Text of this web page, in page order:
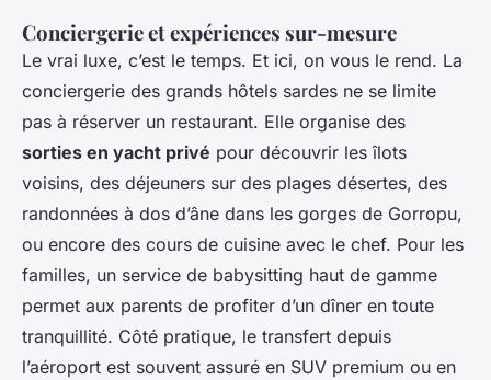
Conciergerie et expériences sur-mesure
Le vrai luxe, c’est le temps. Et ici, on vous le rend. La
conciergerie des grands hôtels sardes ne se limite
pas à réserver un restaurant. Elle organise des
sorties en yacht privé pour découvrir les îlots
voisins, des déjeuners sur des plages désertes, des
randonnées à dos d’âne dans les gorges de Gorropu,
ou encore des cours de cuisine avec le chef. Pour les
familles, un service de babysitting haut de gamme
permet aux parents de profiter d’un dîner en toute
tranquillité. Côté pratique, le transfert depuis
l’aéroport est souvent assuré en SUV premium ou en